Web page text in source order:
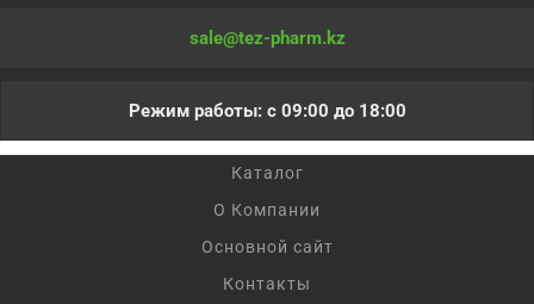
sale@tez-pharm.kz
Режим работы: с 09:00 до 18:00
Каталог
О Компании
Основной сайт
Контакты